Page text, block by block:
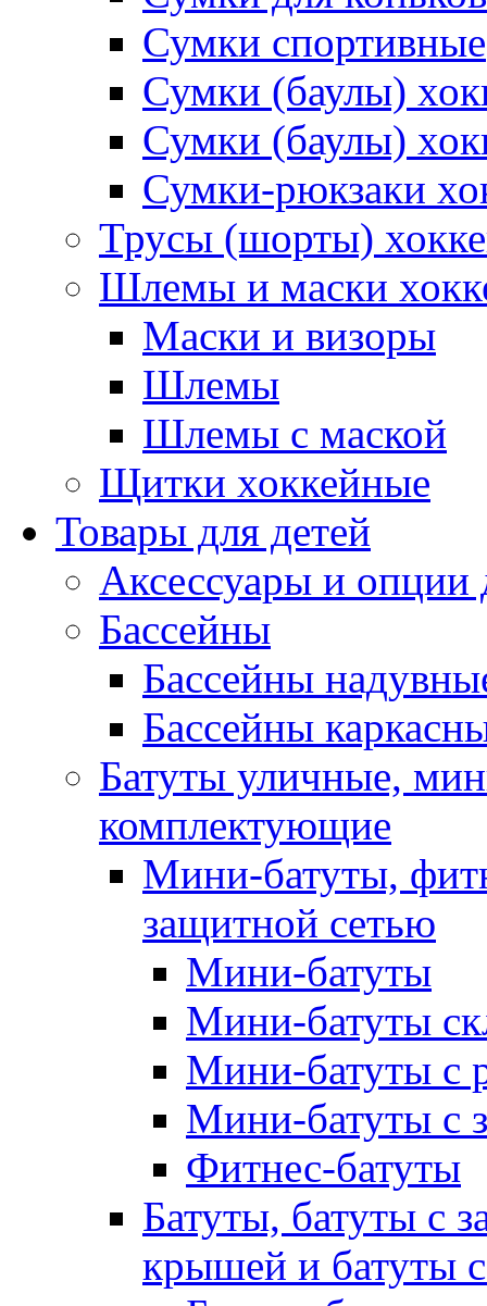
Сумки спортивные
Сумки (баулы)
Сумки (баулы)
Сумки-рюкзаки
Трусы (шорты)
Шлемы и маски
Маски и визоры
Шлемы
Шлемы с маской
Щитки хоккейные
Товары для детей
Аксессуары и опции
Бассейны
Бассейны
Бассейны
Батуты уличные,
комплектующие
Мини-батуты,
защитной сетью
Мини-батуты
Мини-батуты
Мини-батуты с
Мини-батуты с
Фитнес-батуты
Батуты, батуты с
крышей и батуты